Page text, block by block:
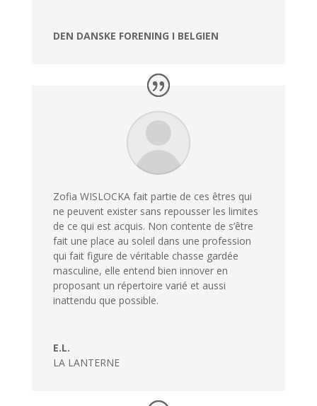
DEN DANSKE FORENING I BELGIEN
Zofia WISLOCKA fait partie de ces êtres qui
ne peuvent exister sans repousser les limites
de ce qui est acquis. Non contente de s’être
fait une place au soleil dans une profession
qui fait figure de véritable chasse gardée
masculine, elle entend bien innover en
proposant un répertoire varié et aussi
inattendu que possible.
E.L.
LA LANTERNE